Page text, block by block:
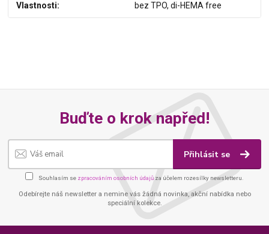
Vlastnosti bez TPO, di-HEMA free
Buďte o krok napřed!
Přihlásit se
Souhlasím se zpracováním osobních údajů za účelem rozesílky newsletteru.
Odebírejte náš newsletter a nemine vás žádná novinka, akční nabídka nebo
speciální kolekce.